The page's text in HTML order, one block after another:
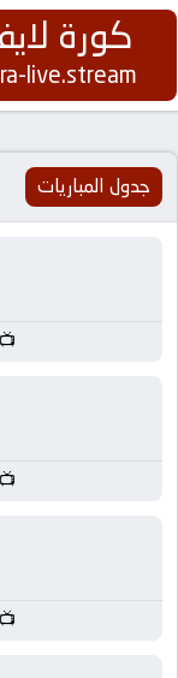
كورة
لايف
كورة
live.stream
جدول المباريات